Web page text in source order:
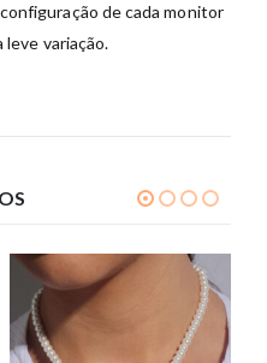
de cada monitor
variação.